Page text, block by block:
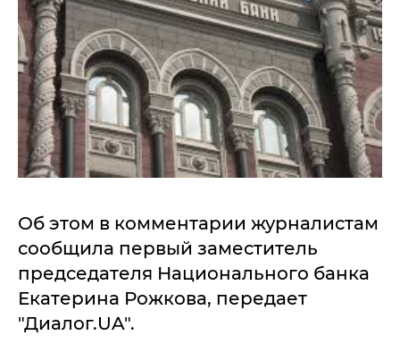
Об этом в комментарии журналистам
сообщила первый заместитель
председателя Национального банка
Екатерина Рожкова, передает
"Диалог.UA".